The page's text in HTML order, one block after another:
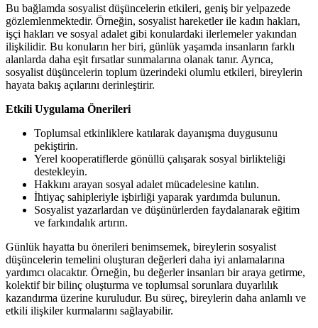
Bu bağlamda sosyalist düşüncelerin etkileri, geniş bir yelpazede
gözlemlenmektedir. Örneğin, sosyalist hareketler ile kadın hakları,
işçi hakları ve sosyal adalet gibi konulardaki ilerlemeler yakından
ilişkilidir. Bu konuların her biri, günlük yaşamda insanların farklı
alanlarda daha eşit fırsatlar sunmalarına olanak tanır. Ayrıca,
sosyalist düşüncelerin toplum üzerindeki olumlu etkileri, bireylerin
hayata bakış açılarını derinleştirir.
Etkili Uygulama Önerileri
Toplumsal etkinliklere katılarak dayanışma duygusunu
pekiştirin.
Yerel kooperatiflerde gönüllü çalışarak sosyal birlikteliği
destekleyin.
Hakkını arayan sosyal adalet mücadelesine katılın.
İhtiyaç sahipleriyle işbirliği yaparak yardımda bulunun.
Sosyalist yazarlardan ve düşünürlerden faydalanarak eğitim
ve farkındalık artırın.
Günlük hayatta bu önerileri benimsemek, bireylerin sosyalist
düşüncelerin temelini oluşturan değerleri daha iyi anlamalarına
yardımcı olacaktır. Örneğin, bu değerler insanları bir araya getirme,
kolektif bir bilinç oluşturma ve toplumsal sorunlara duyarlılık
kazandırma üzerine kuruludur. Bu süreç, bireylerin daha anlamlı ve
etkili ilişkiler kurmalarını sağlayabilir.